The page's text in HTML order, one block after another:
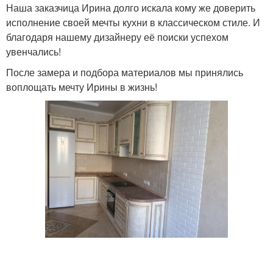
Наша заказчица Ирина долго искала кому же доверить
исполнение своей мечты кухни в классическом стиле. И
благодаря нашему дизайнеру её поиски успехом
увенчались!
После замера и подбора материалов мы принялись
воплощать мечту Ирины в жизнь!